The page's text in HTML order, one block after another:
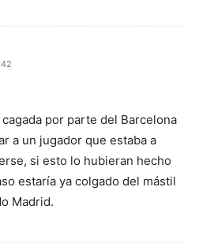
por parte del Barcelona
a un jugador que estaba a
si esto lo hubieran hecho
estaría ya colgado del mástil
Madrid.